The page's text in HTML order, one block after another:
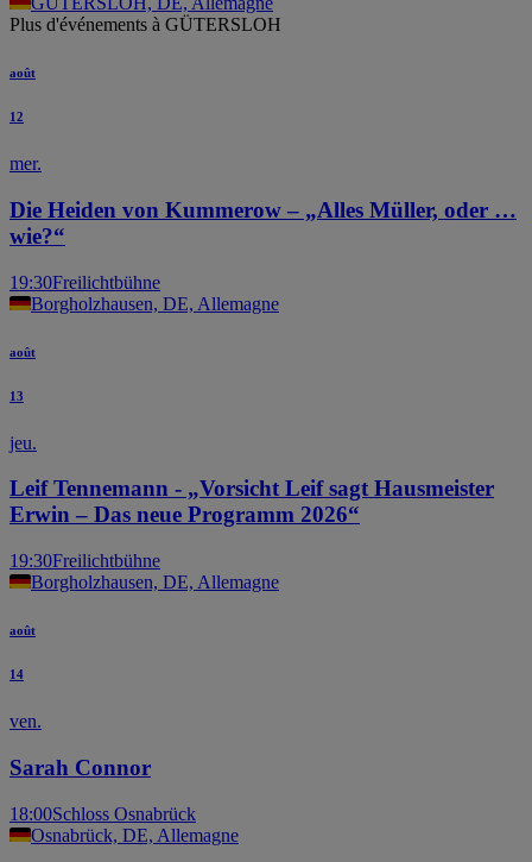
Plus d'événements à GÜTERSLOH
août
12
mer.
Die Heiden von Kummerow – „Alles Müller, oder …
wie?“
19:30Freilichtbühne
Borgholzhausen, DE, Allemagne
août
13
jeu.
Leif Tennemann - „Vorsicht Leif sagt Hausmeister
Erwin – Das neue Programm 2026“
19:30Freilichtbühne
Borgholzhausen, DE, Allemagne
août
14
ven.
Sarah Connor
18:00Schloss Osnabrück
Osnabrück, DE, Allemagne